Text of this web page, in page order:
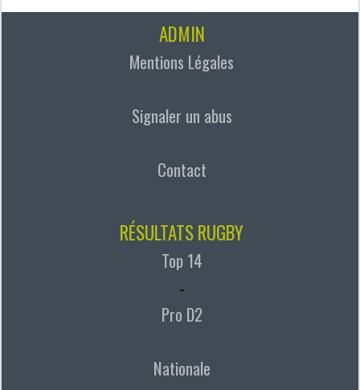
ADMIN
Mentions Légales
Signaler un abus
Contact
RÉSULTATS RUGBY
Top 14
-
Pro D2
Nationale